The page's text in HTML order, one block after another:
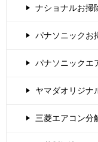
ナショナルお掃
パナソニックお
パナソニックエ
ヤマダオリジナ
三菱エアコン分